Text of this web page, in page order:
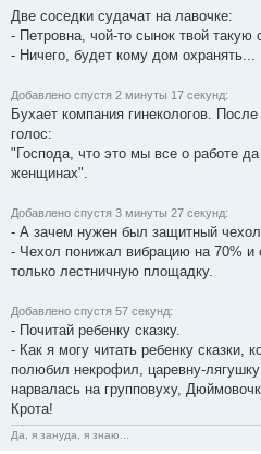
Две соседки судачат на лавочке:
- Петровна, чой-то сынок твой
- Ничего, будет кому дом охранять...
Добавлено спустя 2 минуты 17 секунд:
Бухает компания гинекологов.
голос:
"Господа, что это мы все о работе
женщинах".
Добавлено спустя 3 минуты 27 секунд:
- А зачем нужен был защитный
- Чехол понижал вибрацию на 70% и
только лестничную площадку.
Добавлено спустя 57 секунд:
- Почитай ребенку сказку.
- Как я могу читать ребенку сказки,
полюбил некрофил, царевну-
нарвалась на групповуху,
Крота!
Да, я зануда, я знаю...